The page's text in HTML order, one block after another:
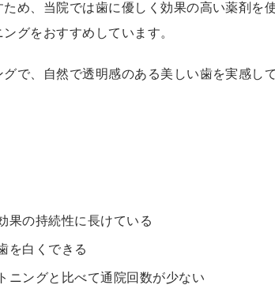
め、当院では歯に優しく効果の高い薬剤を
グをおすすめしています。
で、自然で透明感のある美しい歯を実感し
果の持続性に長けている
を白くできる
ニングと比べて通院回数が少ない